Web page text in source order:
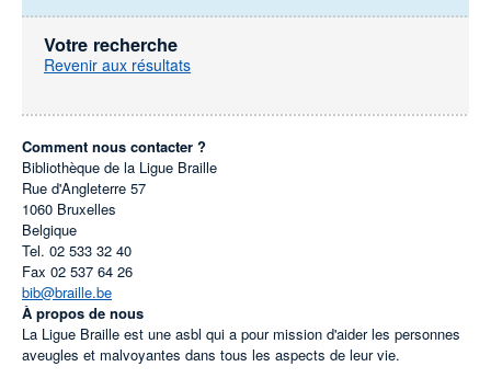
Votre recherche
Revenir aux résultats
Comment nous contacter ?
Bibliothèque de la Ligue Braille
Rue d'Angleterre 57
1060 Bruxelles
Belgique
Tel. 02 533 32 40
Fax 02 537 64 26
bib@braille.be
À propos de nous
La Ligue Braille est une asbl qui a pour mission d'aider les personnes
aveugles et malvoyantes dans tous les aspects de leur vie.